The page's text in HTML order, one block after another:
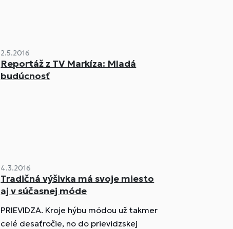
baristov v príprave kávy.
2.5.2016
Reportáž z TV Markíza: Mladá
budúcnosť
4.3.2016
Tradičná výšivka má svoje miesto
aj v súčasnej móde
PRIEVIDZA. Kroje hýbu módou už takmer
celé desaťročie, no do prievidzskej